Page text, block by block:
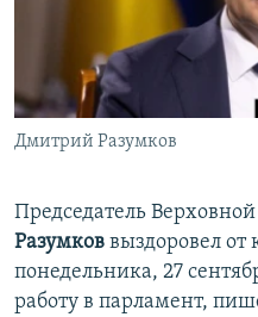
ПОБЕДИТЕЛЕЙ НЕ СУДЯТ?
КРЫМ.НЕПОКОРЕННЫЙ
ELIFBE
УКРАИНСКАЯ ПРОБЛЕМА КРЫМА
Дмитрий Разумков
Председатель
Разумков выздоровел от
понедельника, 27
работу в парламент,